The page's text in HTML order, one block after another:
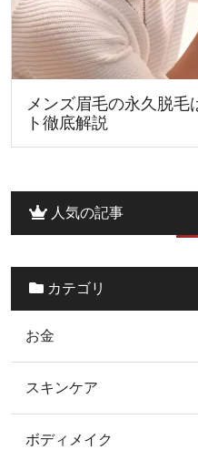
メンズ眉毛の永久脱毛
ト徹底解説
人気の記事
カテゴリ
お金
スキンケア
ボディメイク